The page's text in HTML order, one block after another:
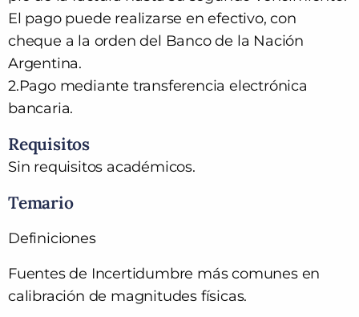
El pago puede realizarse en efectivo, con
cheque a la orden del Banco de la Nación
Argentina.
2.Pago mediante transferencia electrónica
bancaria.
Requisitos
Sin requisitos académicos.
Temario
Definiciones
Fuentes de Incertidumbre más comunes en
calibración de magnitudes físicas.